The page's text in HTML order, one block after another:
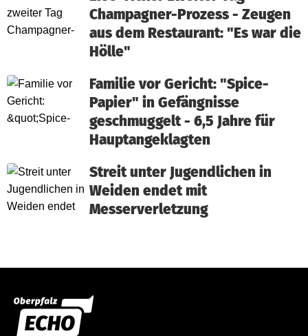
Champagner-Prozess - Zeugen
aus dem Restaurant: "Es war die
Hölle"
Familie vor Gericht: "Spice-
Papier" in Gefängnisse
geschmuggelt - 6,5 Jahre für
Hauptangeklagten
Streit unter Jugendlichen in
Weiden endet mit
Messerverletzung